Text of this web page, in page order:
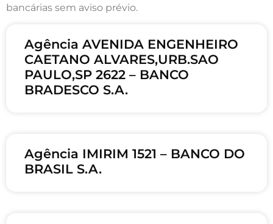
bancárias sem aviso prévio.
Agência AVENIDA ENGENHEIRO
CAETANO ALVARES,URB.SAO
PAULO,SP 2622 – BANCO
BRADESCO S.A.
Agência IMIRIM 1521 – BANCO DO
BRASIL S.A.